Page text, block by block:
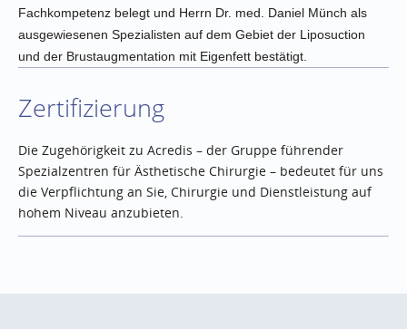
Fachkompetenz belegt und Herrn Dr. med. Daniel Münch als
ausgewiesenen Spezialisten auf dem Gebiet der Liposuction
und der Brustaugmentation mit Eigenfett bestätigt.
Zertifizierung
Die Zugehörigkeit zu Acredis – der Gruppe führender
Spezialzentren für Ästhetische Chirurgie – bedeutet für uns
die Verpflichtung an Sie, Chirurgie und Dienstleistung auf
hohem Niveau anzubieten.